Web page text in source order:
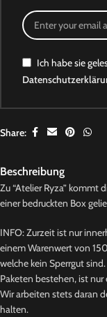
Ich habe sie
Share:
Beschreibung
Zu “Atelier Ryza” kommt
einer bedruckten Box
INFO: Zurzeit ist nur
einem Warenwert von
welche kein Sperrgut
Paketen bestehen, ist
Wir arbeiten stets daran
halten.